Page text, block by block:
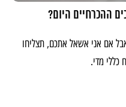
ההכרחיים היום?
אם אני אשאל אתכם, תצליחו
כללי מדי.